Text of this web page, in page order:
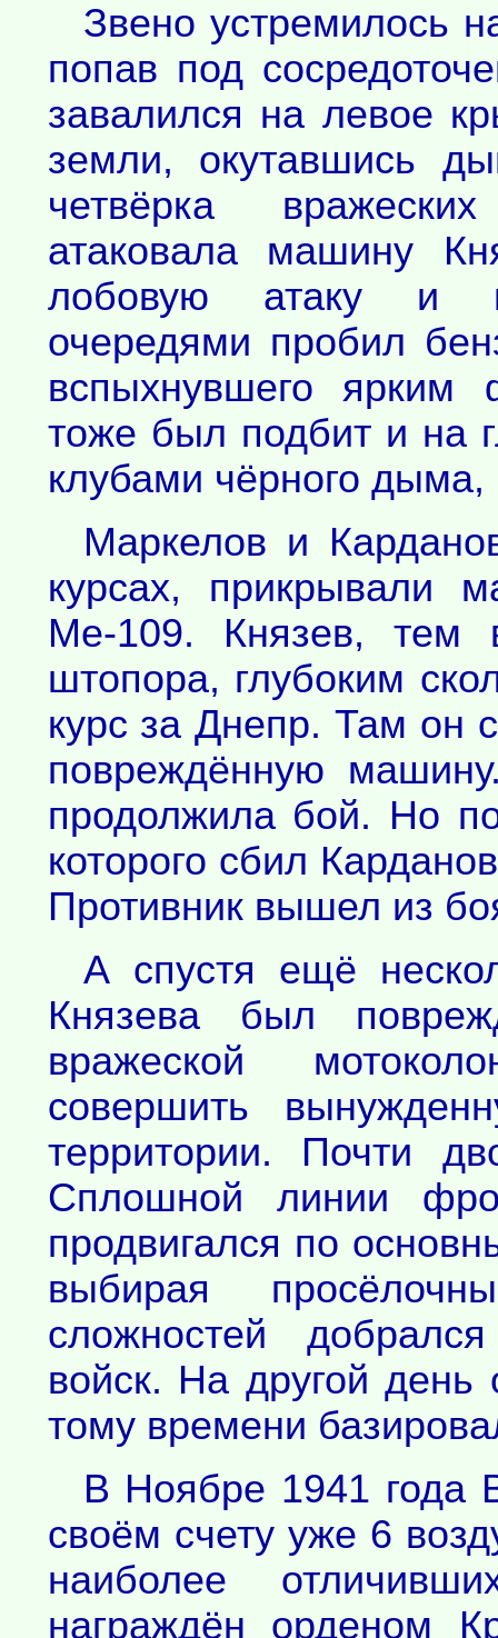
Звено устремилось
попав под
завалился на левое
земли, окутавшись
четвёрка
атаковала машину
лобовую атаку и
очередями пробил
вспыхнувшего
тоже был подбит и на
клубами чёрного
Маркелов и
курсах, прикрывали
Ме-109. Князев, тем
штопора, глубоким
курс за Днепр. Там он
повреждённую
продолжила бой. Но
которого сбил
Противник вышел из
А спустя ещё
Князева был
вражеской
совершить
территории. Почти
Сплошной линии
продвигался по
выбирая
сложностей
войск. На другой день
тому времени
В Ноябре 1941 года
своём счету уже 6
наиболее
награждён орденом